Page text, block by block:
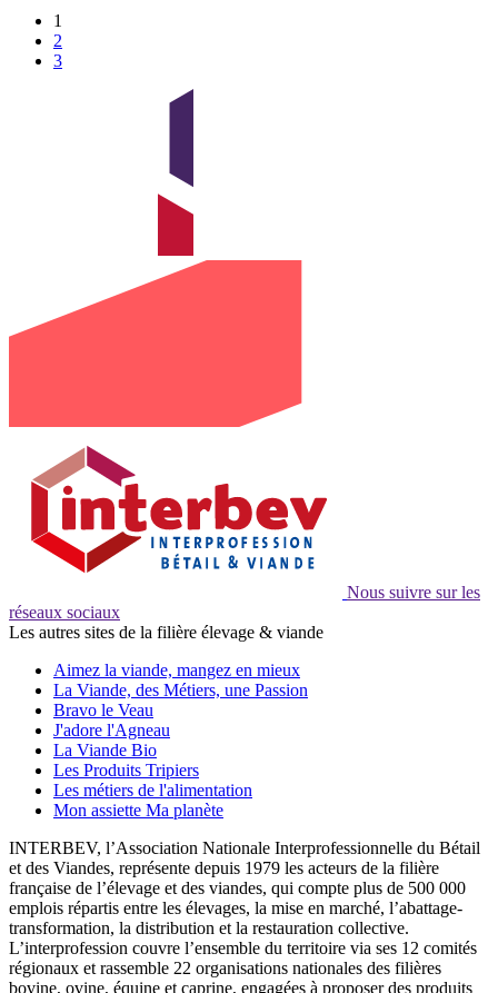
1
2
3
Nous suivre sur les
réseaux sociaux
Les autres sites de la filière élevage & viande
Aimez la viande, mangez en mieux
La Viande, des Métiers, une Passion
Bravo le Veau
J'adore l'Agneau
La Viande Bio
Les Produits Tripiers
Les métiers de l'alimentation
Mon assiette Ma planète
INTERBEV, l’Association Nationale Interprofessionnelle du Bétail
et des Viandes, représente depuis 1979 les acteurs de la filière
française de l’élevage et des viandes, qui compte plus de 500 000
emplois répartis entre les élevages, la mise en marché, l’abattage-
transformation, la distribution et la restauration collective.
L’interprofession couvre l’ensemble du territoire via ses 12 comités
régionaux et rassemble 22 organisations nationales des filières
bovine, ovine, équine et caprine, engagées à proposer des produits